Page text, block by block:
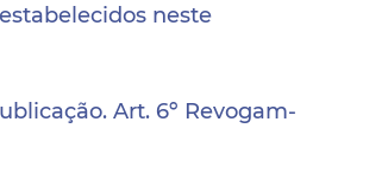
neste
Art. 6º Revogam-